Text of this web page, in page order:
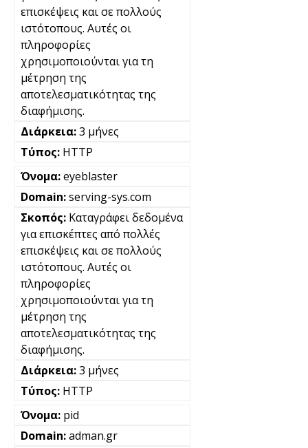
επισκέψεις και σε πολλούς
ιστότοπους. Αυτές οι
πληροφορίες
χρησιμοποιούνται για τη
μέτρηση της
αποτελεσματικότητας της
διαφήμισης.
3 μήνες
HTTP
eyeblaster
serving-sys.com
Καταγράφει δεδομένα
για επισκέπτες από πολλές
επισκέψεις και σε πολλούς
ιστότοπους. Αυτές οι
πληροφορίες
χρησιμοποιούνται για τη
μέτρηση της
αποτελεσματικότητας της
διαφήμισης.
3 μήνες
HTTP
pid
adman.gr